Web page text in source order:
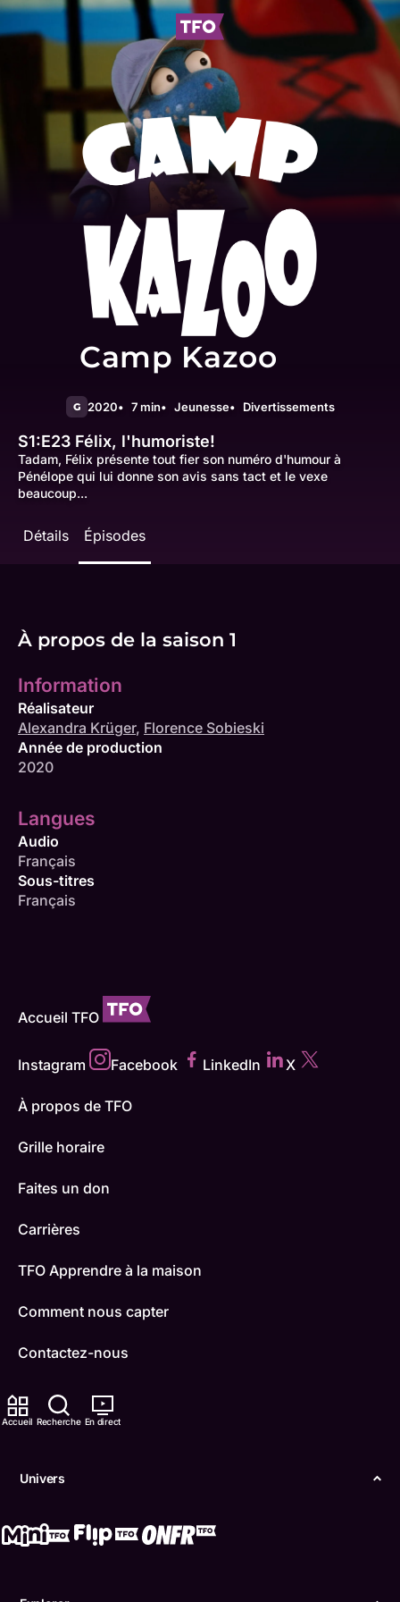
Accueil Recherche En direct
Univers
Camp Kazoo
G 2020 7 min Jeunesse Divertissements
S1:E23 Félix, l'humoriste!
Tadam, Félix présente tout fier son numéro d'humour à
Pénélope qui lui donne son avis sans tact et le vexe
beaucoup...
Détails Épisodes
À propos de la saison 1
Information
Réalisateur
Alexandra Krüger, Florence Sobieski
Année de production
2020
Langues
Audio
Français
Sous-titres
Français
Accueil TFO
Instagram Facebook LinkedIn X
À propos de TFO
Grille horaire
Faites un don
Carrières
TFO Apprendre à la maison
Comment nous capter
Contactez-nous
ONFR
Boukili